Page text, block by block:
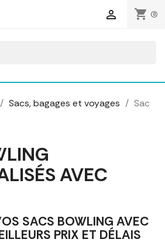
shopping_cart (0)

Sacs, bagages et voyages
Sac
AVEC
SACS BOWLING AVEC
PRIX ET DÉLAIS
cookies